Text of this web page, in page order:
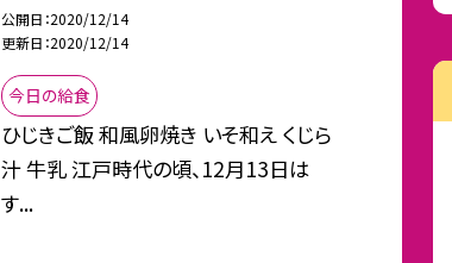
公開日 2020/12/14
更新日 2020/12/14
今日の給食
ひじきご飯 和風卵焼き いそ和え くじら
汁 牛乳 江戸時代の頃、12月13日は
す...